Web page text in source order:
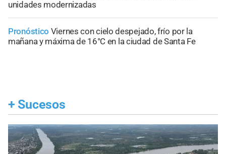
unidades modernizadas
Pronóstico Viernes con cielo despejado, frío por la
mañana y máxima de 16°C en la ciudad de Santa Fe
+ Sucesos